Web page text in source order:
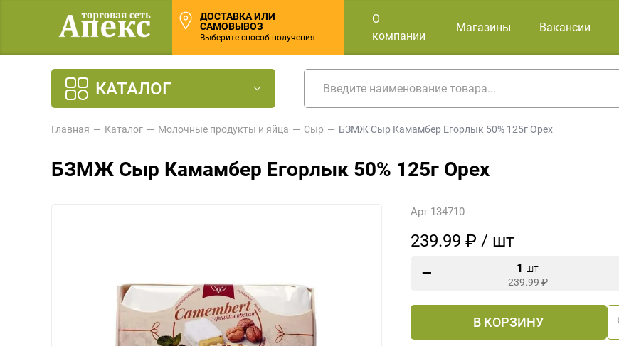
ДОСТАВКА ИЛИ
САМОВЫВОЗ
Выберите способ получения
О
компании
Магазины Вакансии
КАТАЛОГ
Главная Каталог Молочные продукты и яйца Сыр БЗМЖ Сыр Камамбер Егорлык 50% 125г Орех
БЗМЖ Сыр Камамбер Егорлык 50% 125г Орех
Арт 134710
239.99 ₽ / шт
1 шт
239.99 ₽
В КОРЗИНУ